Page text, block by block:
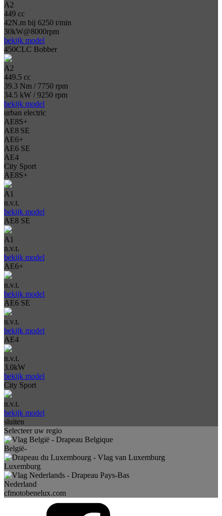
A2
449 cc
42N.m bij 6250 t/min
30kW@8000rpm
bekijk model
450CLC Bobber
A2
449.5 cc
39.3 Nm / 7750 rpm
34.5 kW / 9250 rpm
bekijk model
urban electric
AE8S+
AE8 SE
AE6+
AE6 SE
AE4
City Sport
AE8S+
A1
n.v.t.
bekijk model
AE8 SE
A1
n.v.t.
bekijk model
AE6+
n.v.t.
bekijk model
AE6 SE
n.v.t.
bekijk model
AE4
n.v.t.
3.0kW
bekijk model
City Sport
n.v.t.
bekijk model
sluiten
Selecteer uw regio
België-
Luxemburg
Nederland
cfmotobenelux.com